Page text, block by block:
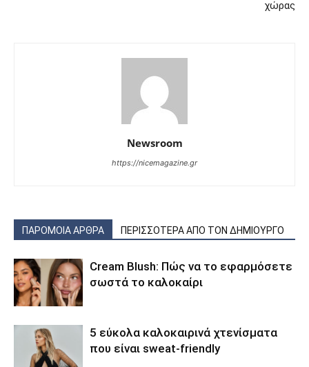
χώρας
Newsroom
https://nicemagazine.gr
ΠΑΡΟΜΟΙΑ ΑΡΘΡΑ ΠΕΡΙΣΣΟΤΕΡΑ ΑΠΟ ΤΟΝ ΔΗΜΙΟΥΡΓΟ
Cream Blush: Πώς να το εφαρμόσετε
σωστά το καλοκαίρι
5 εύκολα καλοκαιρινά χτενίσματα
που είναι sweat-friendly